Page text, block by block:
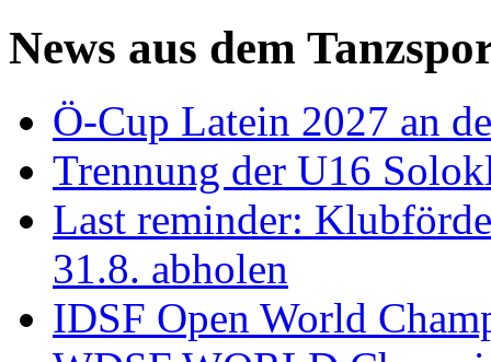
News aus dem
Ö-Cup Latein 2027 an
Trennung der U16
Last reminder:
31.8. abholen
IDSF Open World